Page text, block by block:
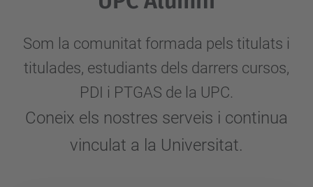
Som la comunitat formada pels titulats i
titulades, estudiants dels darrers cursos,
PDI i PTGAS de la UPC.
Coneix els nostres serveis i continua
vinculat a la Universitat.